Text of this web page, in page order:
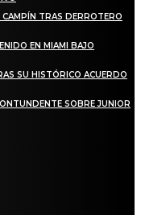
TRAS DERROTERO
EN MIAMI BAJO
SU HISTÓRICO ACUERDO
SOBRE JUNIOR